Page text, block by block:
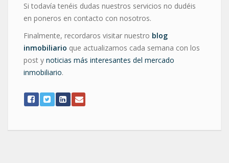
Si todavía tenéis dudas nuestros servicios no dudéis
en poneros en contacto con nosotros.
Finalmente, recordaros visitar nuestro blog
inmobiliario que actualizamos cada semana con los
post y noticias más interesantes del mercado
inmobiliario.